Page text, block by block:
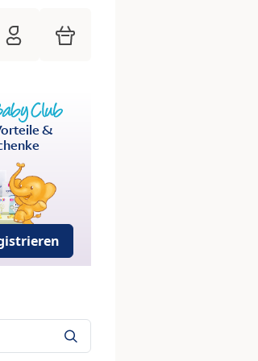
HiPP Mein Babyclub
Warenkorb
&